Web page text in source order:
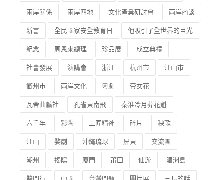
兩岸關係 兩岸四地 文化產業研討會 兩岸商談
新書 全民國家安全教育日 他吸引了全世界的目光
紀念 周恩來總理 珍品展 成立典禮
社會發展 演講會 浙江 杭州市 江山市
衢州市 兩岸文化 粵劇 帝女花
瓦舍曲藝社 孔雀東南飛 秦淮冷月葬花魁
六千年 彩陶 工匠精神 碎片 秧歌
江山 婺劇 沖繩琉球 屏東 交流團
潮州 揭陽 廈門 莆田 仙游 湄洲島